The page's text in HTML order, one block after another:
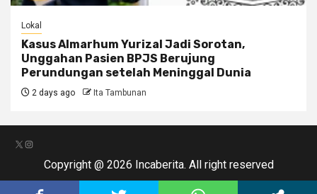
Lokal
Kasus Almarhum Yurizal Jadi Sorotan,
Unggahan Pasien BPJS Berujung
Perundungan setelah Meninggal Dunia
2 days ago Ita Tambunan
X Instagram
Copyright @ 2026 Incaberita. All right reserved